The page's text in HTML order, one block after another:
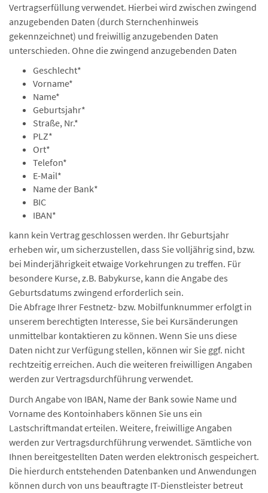
Vertragserfüllung verwendet. Hierbei wird zwischen zwingend
anzugebenden Daten (durch Sternchenhinweis
gekennzeichnet) und freiwillig anzugebenden Daten
unterschieden. Ohne die zwingend anzugebenden Daten
Geschlecht*
Vorname*
Name*
Geburtsjahr*
Straße, Nr.*
PLZ*
Ort*
Telefon*
E-Mail*
Name der Bank*
BIC
IBAN*
kann kein Vertrag geschlossen werden. Ihr Geburtsjahr
erheben wir, um sicherzustellen, dass Sie volljährig sind, bzw.
bei Minderjährigkeit etwaige Vorkehrungen zu treffen. Für
besondere Kurse, z.B. Babykurse, kann die Angabe des
Geburtsdatums zwingend erforderlich sein.
Die Abfrage Ihrer Festnetz- bzw. Mobilfunknummer erfolgt in
unserem berechtigten Interesse, Sie bei Kursänderungen
unmittelbar kontaktieren zu können. Wenn Sie uns diese
Daten nicht zur Verfügung stellen, können wir Sie ggf. nicht
rechtzeitig erreichen. Auch die weiteren freiwilligen Angaben
werden zur Vertragsdurchführung verwendet.
Durch Angabe von IBAN, Name der Bank sowie Name und
Vorname des Kontoinhabers können Sie uns ein
Lastschriftmandat erteilen. Weitere, freiwillige Angaben
werden zur Vertragsdurchführung verwendet. Sämtliche von
Ihnen bereitgestellten Daten werden elektronisch gespeichert.
Die hierdurch entstehenden Datenbanken und Anwendungen
können durch von uns beauftragte IT-Dienstleister betreut